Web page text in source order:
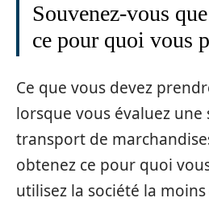
Souvenez-vous
ce pour quoi vous
Ce que vous devez
lorsque vous évaluez une
transport de
obtenez ce pour quoi
utilisez la société la